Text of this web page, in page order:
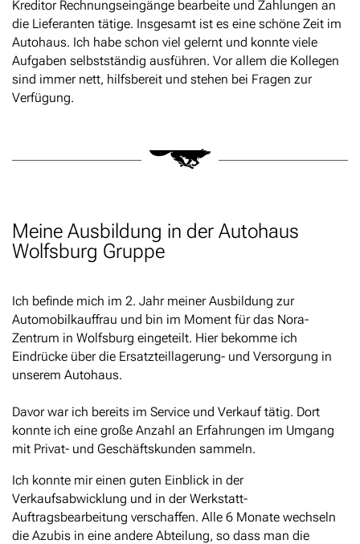
Kreditor Rechnungseingänge bearbeite und Zahlungen an
die Lieferanten tätige. Insgesamt ist es eine schöne Zeit im
Autohaus. Ich habe schon viel gelernt und konnte viele
Aufgaben selbstständig ausführen. Vor allem die Kollegen
sind immer nett, hilfsbereit und stehen bei Fragen zur
Verfügung.
Meine Ausbildung in der Autohaus
Wolfsburg Gruppe
Ich befinde mich im 2. Jahr meiner Ausbildung zur
Automobilkauffrau und bin im Moment für das Nora-
Zentrum in Wolfsburg eingeteilt. Hier bekomme ich
Eindrücke über die Ersatzteillagerung- und Versorgung in
unserem Autohaus.
Davor war ich bereits im Service und Verkauf tätig. Dort
konnte ich eine große Anzahl an Erfahrungen im Umgang
mit Privat- und Geschäftskunden sammeln.
Ich konnte mir einen guten Einblick in der
Verkaufsabwicklung und in der Werkstatt-
Auftragsbearbeitung verschaffen. Alle 6 Monate wechseln
die Azubis in eine andere Abteilung, so dass man die